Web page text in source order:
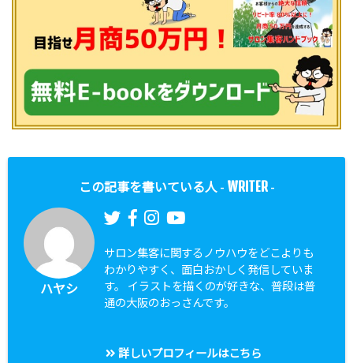
この記事を書いている人 - WRITER-
ハヤシ
サロン集客に関するノウハウをどこよりも
わかりやすく、面白おかしく発信していま
す。 イラストを描くのが好きな、普段は普
通の大阪のおっさんです。
詳しいプロフィールはこちら